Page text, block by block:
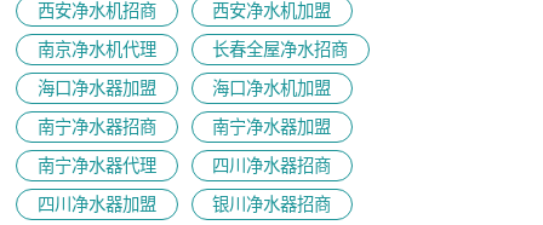
西安净水机招商
西安净水机加盟
南京净水机代理
长春全屋净水招商
海口净水器加盟
海口净水机加盟
南宁净水器招商
南宁净水器加盟
南宁净水器代理
四川净水器招商
四川净水器加盟
银川净水器招商